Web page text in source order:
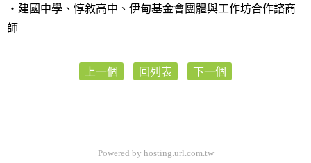
‧建國中學、惇敘高中、伊甸基金會團體與工作坊合作諮商
師
上一個 回列表 下一個
Powered by hosting.url.com.tw